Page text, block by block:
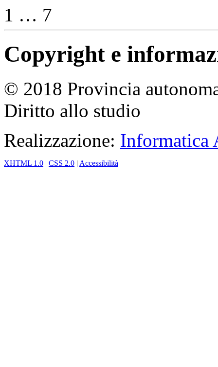
1 … 7
Copyright e
© 2018 Provincia
Diritto allo studio
Realizzazione:
XHTML 1.0 | CSS 2.0 | Accessibilità